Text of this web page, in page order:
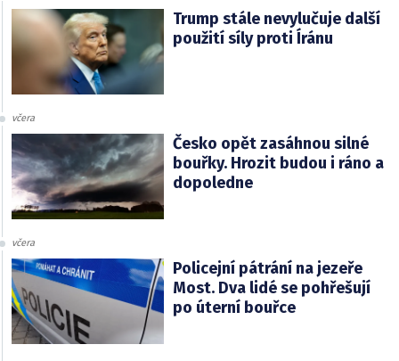
Trump stále nevylučuje další
použití síly proti Íránu
včera
Česko opět zasáhnou silné
bouřky. Hrozit budou i ráno a
dopoledne
včera
Policejní pátrání na jezeře
Most. Dva lidé se pohřešují
po úterní bouřce